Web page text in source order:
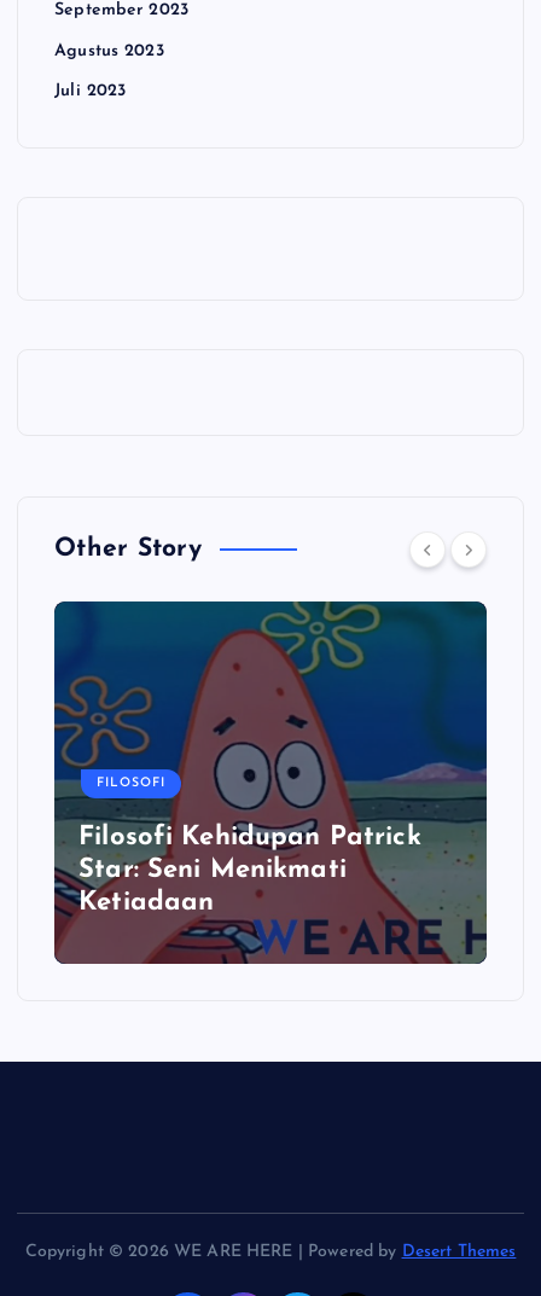
September 2023
Agustus 2023
Juli 2023
Other Story
FILOSOFI
Filosofi Kehidupan Patrick
Star: Seni Menikmati
Ketiadaan
Copyright © 2026 WE ARE HERE | Powered by Desert Themes